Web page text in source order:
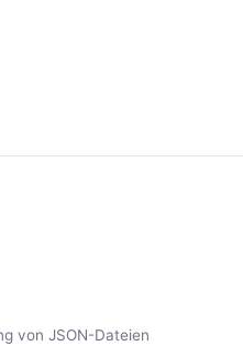
von JSON-Dateien